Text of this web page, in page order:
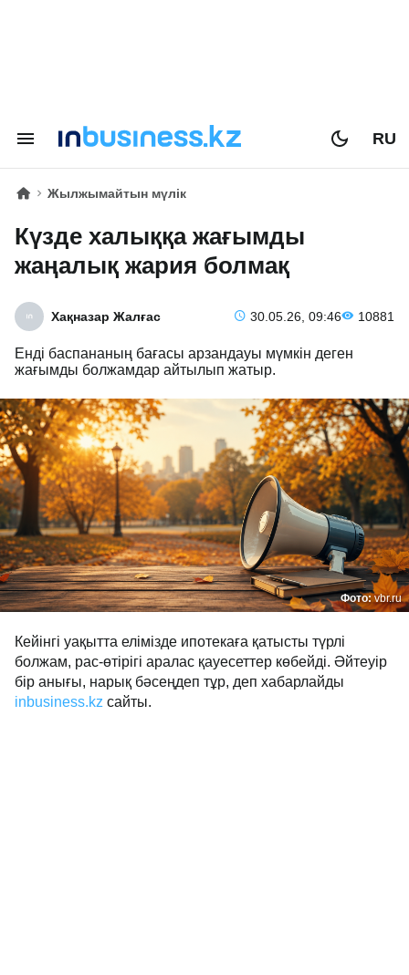
RU
Жылжымайтын мүлік
Күзде халыққа жағымды
жаңалық жария болмақ
Хақназар Жалғас 30.05.26, 09:46 10881
Енді баспананың бағасы арзандауы мүмкін деген
жағымды болжамдар айтылып жатыр.
Фото: vbr.ru
Кейінгі уақытта елімізде ипотекаға қатысты түрлі
болжам, рас-өтірігі аралас қауесеттер көбейді. Әйтеуір
бір анығы, нарық бәсеңдеп тұр, деп хабарлайды
inbusiness.kz сайты.